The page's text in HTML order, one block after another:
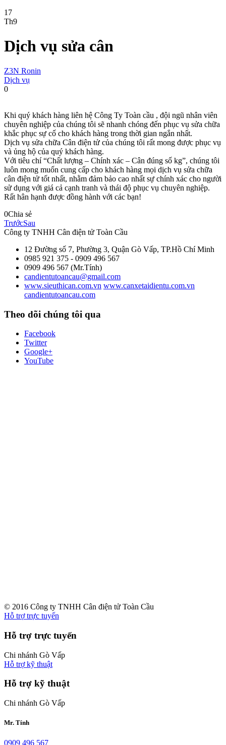
17
Th9
Dịch vụ sửa cân
Z3N Ronin
Dịch vụ
0
Khi quý khách hàng liên hệ Công Ty Toàn cầu , đội ngũ nhân viên
chuyên nghiệp của chúng tôi sẽ nhanh chóng đến phục vụ sửa chữa
khắc phục sự cố cho khách hàng trong thời gian ngắn nhất.
Dịch vụ sửa chữa Cân điện tử của chúng tôi rất mong được phục vụ
và ủng hộ của quý khách hàng.
Với tiêu chí “Chất lượng – Chính xác – Cân đúng số kg”, chúng tôi
luôn mong muốn cung cấp cho khách hàng mọi dịch vụ sửa chữa
cân điện tử tốt nhất, nhằm đảm bảo cao nhất sự chính xác cho người
sử dụng với giá cả cạnh tranh và thái độ phục vụ chuyên nghiệp.
Rất hân hạnh được đồng hành với các bạn!
0Chia sẻ
TrướcSau
Công ty TNHH Cân điện tử Toàn Cầu
12 Đường số 7, Phường 3, Quận Gò Vấp, TP.Hồ Chí Minh
0985 921 375 - 0909 496 567
0909 496 567 (Mr.Tính)
candientutoancau@gmail.com
www.sieuthican.com.vn www.canxetaidientu.com.vn
candientutoancau.com
Theo dõi chúng tôi qua
Facebook
Twitter
Google+
YouTube
© 2016 Công ty TNHH Cân điện tử Toàn Cầu
Hỗ trợ trực tuyến
Hỗ trợ trực tuyến
Chi nhánh Gò Vấp
Hỗ trợ kỹ thuật
Hỗ trợ kỹ thuật
Chi nhánh Gò Vấp
Mr. Tính
0909 496 567